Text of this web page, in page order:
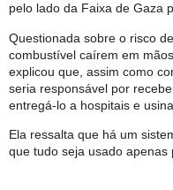
pelo lado da Faixa de Gaza
Questionada sobre o risco
combustível caírem em
explicou que, assim como
seria responsável por
entregá-lo a hospitais e
Ela ressalta que há um
que tudo seja usado apenas